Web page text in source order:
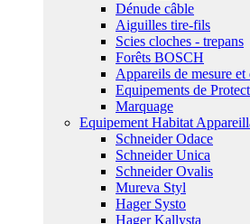
Dénude câble
Aiguilles tire-fils
Scies cloches - trepans
Forêts BOSCH
Appareils de mesure
Equipements de
Marquage
Equipement Habitat
Schneider Odace
Schneider Unica
Schneider Ovalis
Mureva Styl
Hager Systo
Hager Kallysta